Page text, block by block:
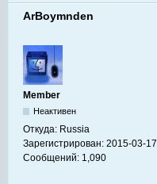
ArBoymnden
Member
Неактивен
Откуда: Russia
Зарегистрирован: 2015-03-17
Сообщений: 1,090